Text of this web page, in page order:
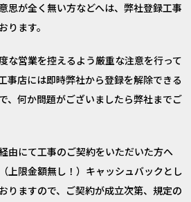
思が全く無い方などへは、弊社登録工事
ります。
な営業を控えるよう厳重な注意を行って
事店には即時弊社から登録を解除できる
、何か問題がございましたら弊社までご
由にて工事のご契約をいただいた方へ
上限金額無し！）キャッシュバックとし
りますので、ご契約が成立次第、規定の